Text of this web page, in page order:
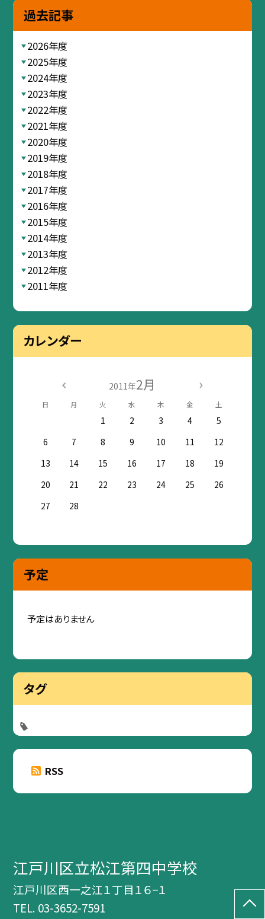
過去記事
2026年度
2025年度
2024年度
2023年度
2022年度
2021年度
2020年度
2019年度
2018年度
2017年度
2016年度
2015年度
2014年度
2013年度
2012年度
2011年度
カレンダー
2011年2月
日 月 火 水 木 金 土
1 2 3 4
5
6
7 8 9 10 11
12
13
14 15 16 17 18
19
20
21 22 23 24 25
26
27
28
予定
予定はありません
タグ
RSS
江戸川区立松江第四中学校
江戸川区西一之江１丁目１６−１
TEL. 03-3652-7591